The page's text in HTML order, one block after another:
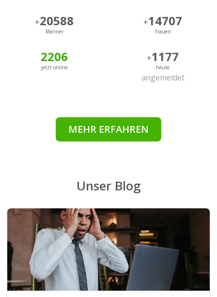
+20588
Männer
+14707
Frauen
2206
jetzt online
+1177
heute
angemeldet
MEHR ERFAHREN
Unser Blog